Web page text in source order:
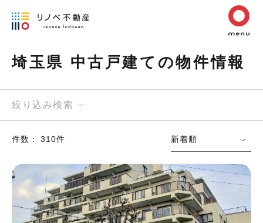
埼玉県 中古戸建ての物件情報
絞り込み検索
件数： 310件 新着順